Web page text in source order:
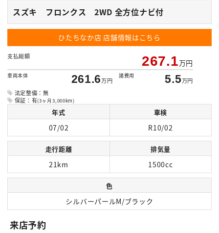
スズキ フロンクス 2WD 全方位ナビ付
ひたちなか店 店舗情報はこちら
支払総額 267.1万円
車両本体 261.6万円
諸費用 5.5万円
法定整備：無
保証：有(3ヶ月3,000km)
年式 車検
07/02 R10/02
走行距離 排気量
21km 1500cc
色
シルバーパールM/ブラック
来店予約